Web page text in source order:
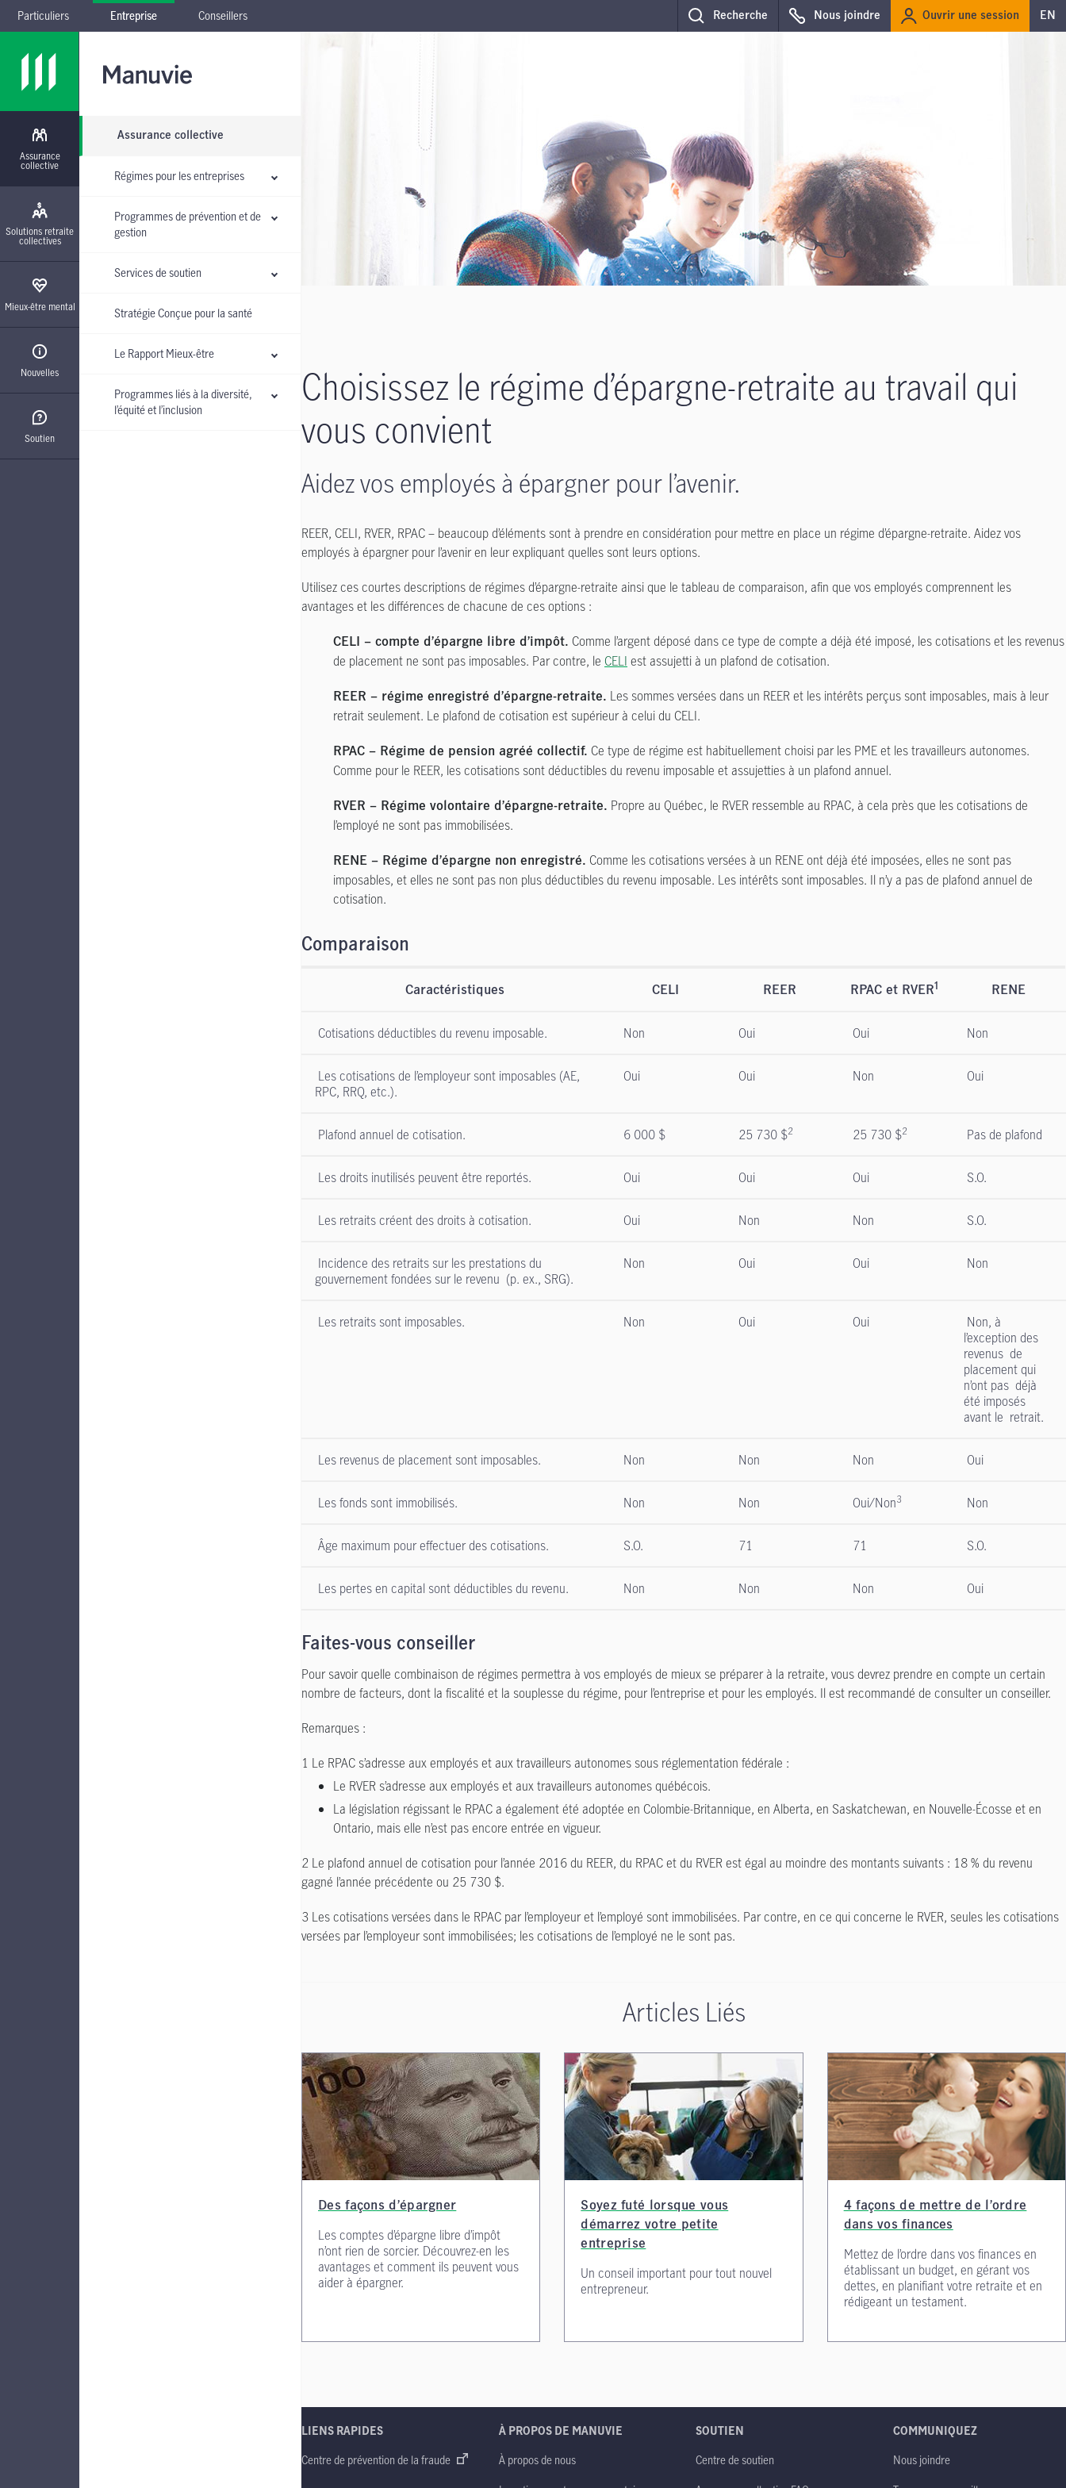
Passer à la navigation principale
Passer au contenu principal
Passer au pied de page
Particuliers Entreprise Conseillers Recherche Nous joindre Ouvrir une session EN
Assurance
collective
Assurance collective
Régimes pour les entreprises
Programmes de prévention et de
gestion
Services de soutien
Stratégie Conçue pour la santé
Le Rapport Mieux-être
Programmes liés à la diversité,
l’équité et l’inclusion
Solutions retraite
collectives
Mieux-être mental
Nouvelles
Soutien
Choisissez le régime d’épargne-retraite au travail qui
vous convient
Aidez vos employés à épargner pour l’avenir.
REER, CELI, RVER, RPAC – beaucoup d’éléments sont à prendre en considération pour mettre en place un régime d’épargne-retraite. Aidez vos
employés à épargner pour l’avenir en leur expliquant quelles sont leurs options.
Utilisez ces courtes descriptions de régimes d’épargne-retraite ainsi que le tableau de comparaison, afin que vos employés comprennent les
avantages et les différences de chacune de ces options :
CELI – compte d’épargne libre d’impôt. Comme l’argent déposé dans ce type de compte a déjà été imposé, les cotisations et les revenus
de placement ne sont pas imposables. Par contre, le CELI est assujetti à un plafond de cotisation.
REER – régime enregistré d’épargne-retraite. Les sommes versées dans un REER et les intérêts perçus sont imposables, mais à leur
retrait seulement. Le plafond de cotisation est supérieur à celui du CELI.
RPAC – Régime de pension agréé collectif. Ce type de régime est habituellement choisi par les PME et les travailleurs autonomes.
Comme pour le REER, les cotisations sont déductibles du revenu imposable et assujetties à un plafond annuel.
RVER – Régime volontaire d’épargne-retraite. Propre au Québec, le RVER ressemble au RPAC, à cela près que les cotisations de
l’employé ne sont pas immobilisées.
RENE – Régime d’épargne non enregistré. Comme les cotisations versées à un RENE ont déjà été imposées, elles ne sont pas
imposables, et elles ne sont pas non plus déductibles du revenu imposable. Les intérêts sont imposables. Il n’y a pas de plafond annuel de
cotisation.
Comparaison
Caractéristiques CELI REER RPAC et RVER1 RENE
Cotisations déductibles du revenu imposable. Non Oui Oui Non
Les cotisations de l’employeur sont imposables (AE,
RPC, RRQ, etc.).
Oui Oui Non Oui
Plafond annuel de cotisation. 6 000 $ 25 730 $2 25 730 $2 Pas de plafond
Les droits inutilisés peuvent être reportés. Oui Oui Oui S.O.
Les retraits créent des droits à cotisation. Oui Non Non S.O.
Incidence des retraits sur les prestations du
gouvernement fondées sur le revenu (p. ex., SRG).
Non Oui Oui Non
Les retraits sont imposables. Non Oui Oui
Non, à
l’exception des
revenus de
placement qui
n’ont pas déjà
été imposés
avant le retrait.
Les revenus de placement sont imposables. Non Non Non Oui
Les fonds sont immobilisés. Non Non Oui/Non3 Non
Âge maximum pour effectuer des cotisations. S.O. 71 71 S.O.
Les pertes en capital sont déductibles du revenu. Non Non Non Oui
Faites-vous conseiller
Pour savoir quelle combinaison de régimes permettra à vos employés de mieux se préparer à la retraite, vous devrez prendre en compte un certain
nombre de facteurs, dont la fiscalité et la souplesse du régime, pour l’entreprise et pour les employés. Il est recommandé de consulter un conseiller.
Remarques :
1 Le RPAC s’adresse aux employés et aux travailleurs autonomes sous réglementation fédérale :
Le RVER s’adresse aux employés et aux travailleurs autonomes québécois.
La législation régissant le RPAC a également été adoptée en Colombie-Britannique, en Alberta, en Saskatchewan, en Nouvelle-Écosse et en
Ontario, mais elle n’est pas encore entrée en vigueur.
2 Le plafond annuel de cotisation pour l’année 2016 du REER, du RPAC et du RVER est égal au moindre des montants suivants : 18 % du revenu
gagné l’année précédente ou 25 730 $.
3 Les cotisations versées dans le RPAC par l’employeur et l’employé sont immobilisées. Par contre, en ce qui concerne le RVER, seules les cotisations
versées par l’employeur sont immobilisées; les cotisations de l’employé ne le sont pas.
Articles Liés
Des façons d’épargner
Les comptes d’épargne libre d’impôt
n’ont rien de sorcier. Découvrez-en les
avantages et comment ils peuvent vous
aider à épargner.
Soyez futé lorsque vous
démarrez votre petite
entreprise
Un conseil important pour tout nouvel
entrepreneur.
4 façons de mettre de l’ordre
dans vos finances
Mettez de l’ordre dans vos finances en
établissant un budget, en gérant vos
dettes, en planifiant votre retraite et en
rédigeant un testament.
LIENS RAPIDES
Centre de prévention de la fraude
À PROPOS DE MANUVIE
À propos de nous
SOUTIEN
Centre de soutien
COMMUNIQUEZ
Nous joindre